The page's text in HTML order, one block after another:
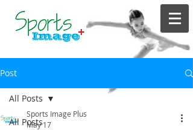
Post
All Posts
All Posts
Sports Image Plus
May 17